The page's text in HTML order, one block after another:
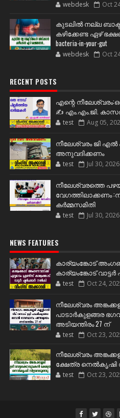
webdesk Oct
കുടലിൽ നല്ല
കഴിക്കേണ്ട ഏഴ്
bacteria-in-your-gut
webdesk Oct
RECENT POSTS
എന്റെ
✍️ എം.എം.ജി.
test Aug 05,
നീലേശ്വരം ജി
അനുവദിക്കണം
test Jul 30, 2026
നീലേശ്വരത്തെ
വേഗത്തിലാക്കണം
കർമ്മസമിതി
test Jul 30, 2026
NEWS FEATURES
കാര്യംങ്കോട്
കാര്യംങ്കോട്
test Oct 24,
നീലേശ്വരം
പാടാർകുളങ്ങര
അടിയന്തിരം 27 ന്
test Oct 23,
നീലേശ്വരം
ക്ഷേത്ര നെൽകൃഷി
test Oct 23,